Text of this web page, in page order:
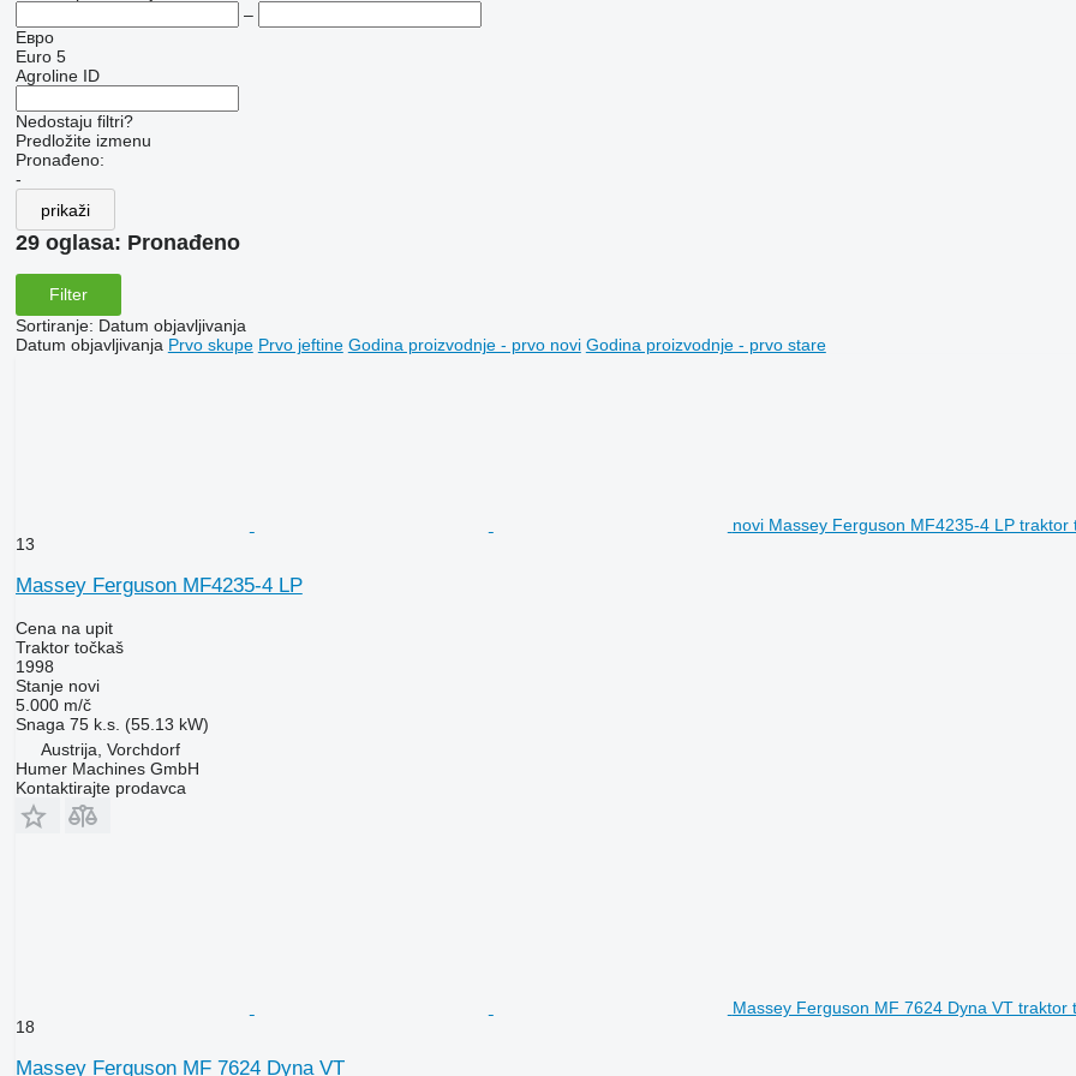
–
Евро
Euro 5
Agroline ID
Nedostaju filtri?
Predložite izmenu
Pronađeno:
-
prikaži
29 oglasa: Pronađeno
Filter
Sortiranje: Datum objavljivanja
Datum objavljivanja Prvo skupe Prvo jeftine Godina proizvodnje - prvo novi Godina proizvodnje - prvo stare
novi Massey Ferguson MF4235-4 LP traktor
13
Massey Ferguson MF4235-4 LP
Cena na upit
Traktor točkaš
1998
Stanjenovi
5.000 m/č
Snaga 75 k.s. (55.13 kW)
Austrija, Vorchdorf
Humer Machines GmbH
Kontaktirajte prodavca
Massey Ferguson MF 7624 Dyna VT traktor
18
Massey Ferguson MF 7624 Dyna VT